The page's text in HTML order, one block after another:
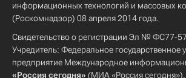
информационных технологий и массовых
(Роскомнадзор) 08 апреля 2014 года.
Свидетельство о регистрации Эл № ФС77-
Учредитель: Федеральное государственное
предприятие Международное
«Россия сегодня» (МИА «Россия сегодня»).